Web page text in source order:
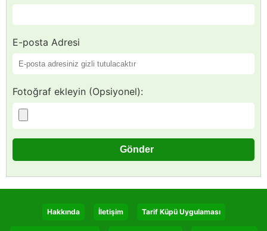
E-posta Adresi
Fotoğraf ekleyin (Opsiyonel):
Hakkında İletişim Tarif Küpü Uygulaması